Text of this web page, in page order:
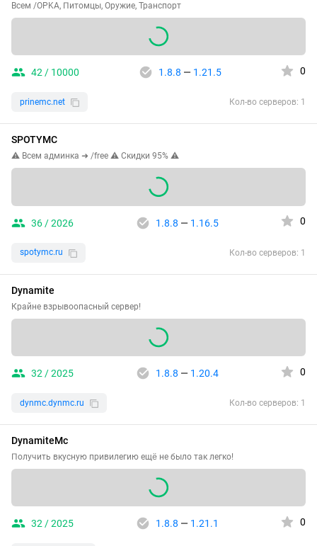
Всем /OPKA, Питомцы, Оружие, Транспорт
42 / 10000 1.8.8 — 1.21.5 0
prinemc.net Кол-во серверов: 1
SPOTYMC
⚠ Всем админка ➜ /free ⚠ Скидки 95% ⚠
36 / 2026 1.8.8 — 1.16.5 0
spotymc.ru Кол-во серверов: 1
Dynamite
Крайне взрывоопасный сервер!
32 / 2025 1.8.8 — 1.20.4 0
dynmc.dynmc.ru Кол-во серверов: 1
DynamiteMc
Получить вкусную привилегию ещё не было так легко!
32 / 2025 1.8.8 — 1.21.1 0